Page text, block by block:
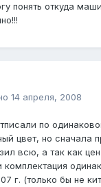
понять откуда
14 апреля, 2008
по
цвет, но сначала
всю, а так как
комплектация
г. (только бы не